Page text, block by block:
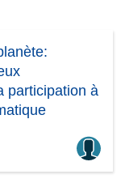
participation à